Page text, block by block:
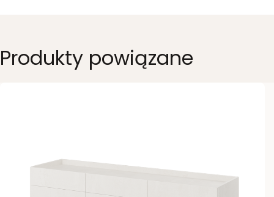
Produkty powiązane